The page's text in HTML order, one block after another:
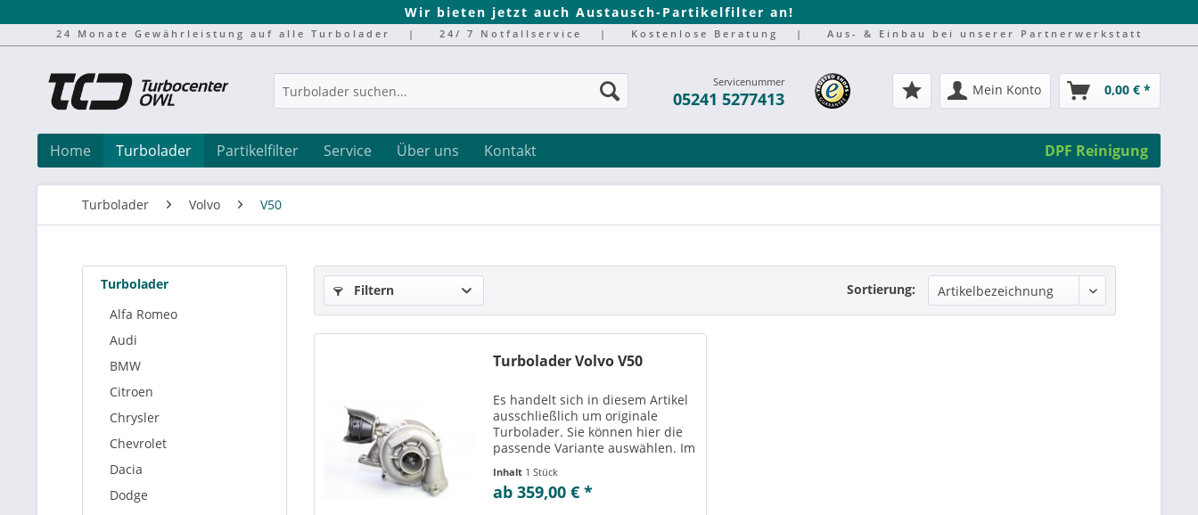
Wir bieten jetzt auch Austausch-Partikelfilter an!
24 Monate Gewährleistung auf alle Turbolader | 24/ 7 Notfallservice | Kostenlose Beratung | Aus- & Einbau bei unserer Partnerwerkstatt
Servicenummer
05241 5277413 Mein Konto 0,00 € *
Home Turbolader Partikelfilter Service Über uns Kontakt DPF Reinigung
Turbolader Volvo V50
Turbolader
Alfa Romeo
Audi
BMW
Citroen
Chrysler
Chevrolet
Dacia
Dodge
Filtern Sortierung:
Turbolader Volvo V50
Es handelt sich in diesem Artikel
ausschließlich um originale
Turbolader. Sie können hier die
passende Variante auswählen. Im
Teilenummern“ können Sie die zu
der ausgewählten Variante
Inhalt 1 Stück
ab 359,00 € *